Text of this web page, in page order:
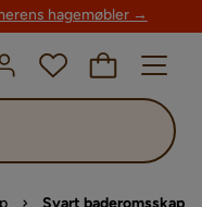
hagemøbler →
Svart baderomsskap